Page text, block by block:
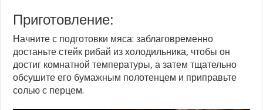
Приготовление:
Начните с подготовки мяса: заблаговременно
достаньте стейк рибай из холодильника, чтобы он
достиг комнатной температуры, а затем тщательно
обсушите его бумажным полотенцем и приправьте
солью с перцем.